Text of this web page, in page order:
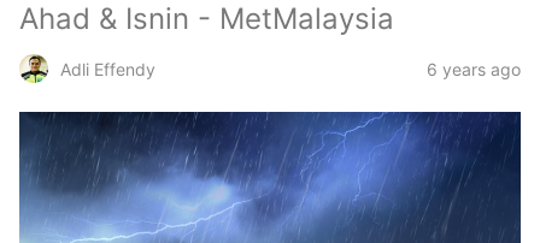
Ahad & Isnin - MetMalaysia
Adli Effendy 6 years ago